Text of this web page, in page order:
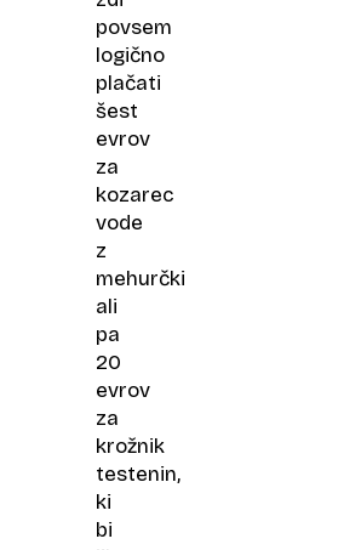
povsem
logično
plačati
šest
evrov
za
kozarec
vode
z
mehurčki
ali
pa
20
evrov
za
krožnik
testenin,
ki
bi